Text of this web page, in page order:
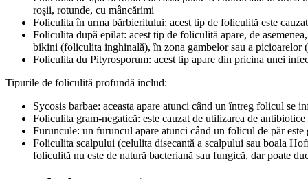
roșii, rotunde, cu mâncărimi
Foliculita în urma bărbieritului: acest tip de foliculită este
Foliculita după epilat: acest tip de foliculită apare, de
bikini (foliculita inghinală), în zona gambelor sau a
Foliculita du Pityrosporum: acest tip apare din pricina unei
Tipurile de foliculită profundă includ:
Sycosis barbae: aceasta apare atunci când un întreg folicul
Foliculita gram-negatică: este cauzat de utilizarea de
Furuncule: un furuncul apare atunci când un folicul de păr
Foliculita scalpului (celulita disecantă a scalpului sau boala
foliculită nu este de natură bacteriană sau fungică, dar poate